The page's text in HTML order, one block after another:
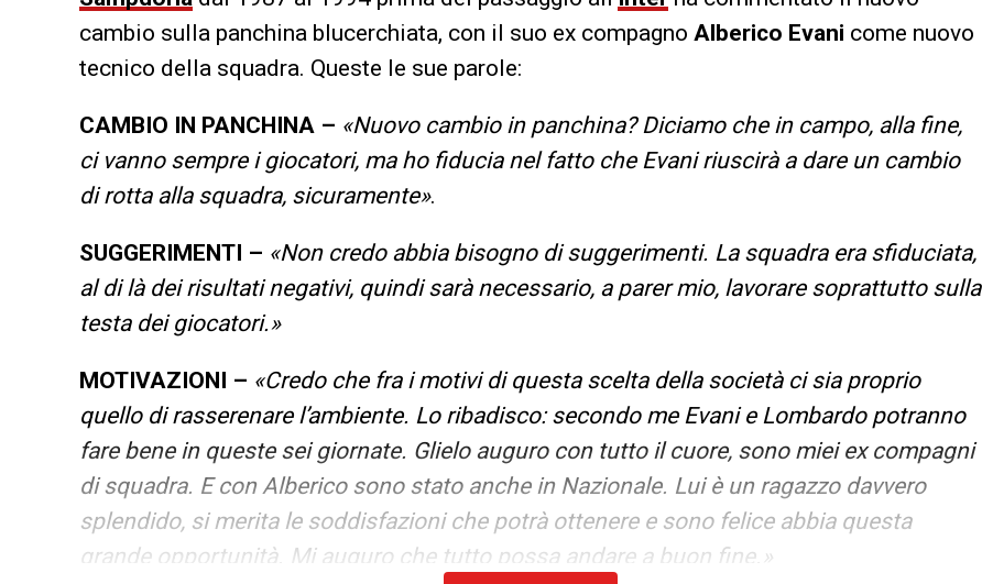
cambio sulla panchina blucerchiata, con il suo ex compagno Alberico Evani come nuovo
tecnico della squadra. Queste le sue parole:
CAMBIO IN PANCHINA – «Nuovo cambio in panchina? Diciamo che in campo, alla fine,
ci vanno sempre i giocatori, ma ho fiducia nel fatto che Evani riuscirà a dare un cambio
di rotta alla squadra, sicuramente».
SUGGERIMENTI – «Non credo abbia bisogno di suggerimenti. La squadra era sfiduciata,
al di là dei risultati negativi, quindi sarà necessario, a parer mio, lavorare soprattutto sulla
testa dei giocatori.»
MOTIVAZIONI – «Credo che fra i motivi di questa scelta della società ci sia proprio
quello di rasserenare l’ambiente. Lo ribadisco: secondo me Evani e Lombardo potranno
fare bene in queste sei giornate. Glielo auguro con tutto il cuore, sono miei ex compagni
di squadra. E con Alberico sono stato anche in Nazionale. Lui è un ragazzo davvero
splendido, si merita le soddisfazioni che potrà ottenere e sono felice abbia questa
grande opportunità. Mi auguro che tutto possa andare a buon fine.»